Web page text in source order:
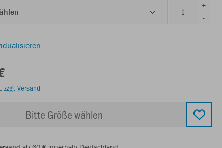
+
-
zzgl. Versand
Bitte Größe wählen